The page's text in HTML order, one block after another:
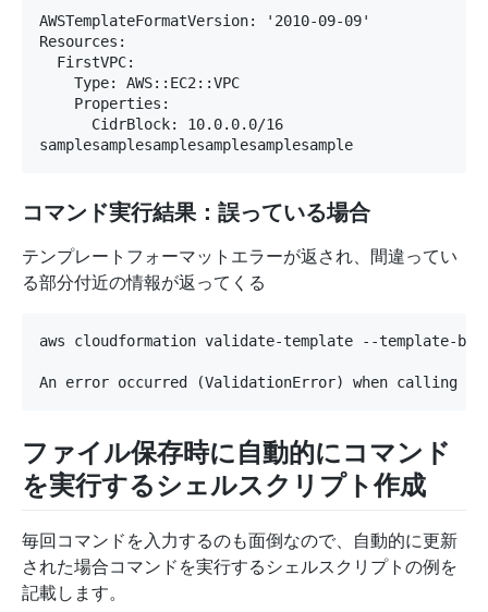
AWSTemplateFormatVersion: '2010-09-09'
Resources:
  FirstVPC:
    Type: AWS::EC2::VPC
    Properties:
      CidrBlock: 10.0.0.0/16
samplesamplesamplesamplesamplesample
コマンド実行結果：誤っている場合
テンプレートフォーマットエラーが返され、間違ってい
る部分付近の情報が返ってくる
aws cloudformation validate-template --template-
ファイル保存時に自動的にコマンド
を実行するシェルスクリプト作成
毎回コマンドを入力するのも面倒なので、自動的に更新
された場合コマンドを実行するシェルスクリプトの例を
記載します。